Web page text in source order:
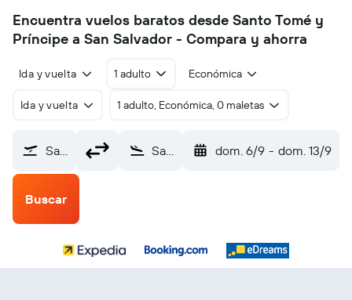
Encuentra vuelos baratos desde Santo Tomé y
Príncipe a San Salvador - Compara y ahorra
Ida y vuelta 1 adulto Económica
Ida y vuelta 1 adulto, Económica, 0 maletas
Sao Tome Is (TMS) San Salvador Internacional de El Salvador (SAL) dom. 6/9 - dom. 13/9
Buscar